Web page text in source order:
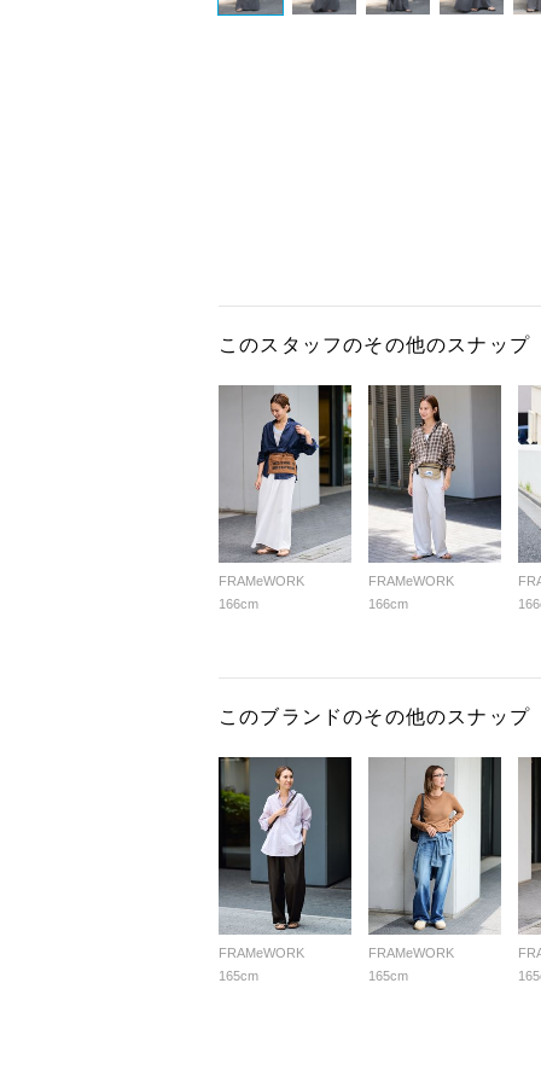
このスタッフのその他のスナップ
FRAMeWORK
166cm
FRAMeWORK
166cm
このブランドのその他のスナップ
FRAMeWORK
165cm
FRAMeWORK
165cm